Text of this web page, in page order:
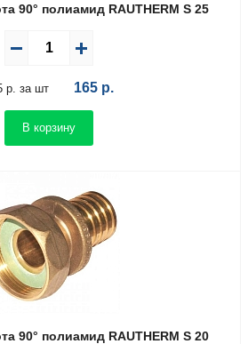
90° полиамид RAUTHERM S 25
р. за шт 165 р.
В корзину
90° полиамид RAUTHERM S 20